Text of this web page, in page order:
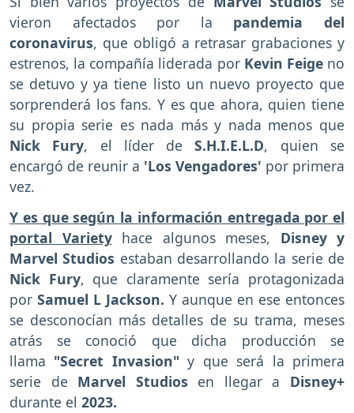
vieron afectados por la pandemia del
coronavirus, que obligó a retrasar grabaciones y
estrenos, la compañía liderada por Kevin Feige no
se detuvo y ya tiene listo un nuevo proyecto que
sorprenderá los fans. Y es que ahora, quien tiene
su propia serie es nada más y nada menos que
Nick Fury, el líder deS.H.I.E.L.D, quien se
encargó de reunir a 'Los Vengadores' por primera
vez.
Y es que según la información entregada por el
portal Varietyhace algunos meses, Disney y
Marvel Studios estaban desarrollando la serie de
Nick Fury, que claramente sería protagonizada
por Samuel L Jackson. Y aunque en ese entonces
se desconocían más detalles de su trama, meses
atrás se conoció que dicha producción se
llama "Secret Invasion"y que será la primera
serie de Marvel Studios en llegar a Disney+
durante el 2023.